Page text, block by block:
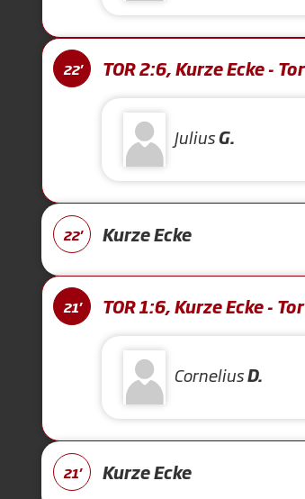
22' TOR 2:6, Kurze Ecke - Tor
JuliusG.
22' Kurze Ecke
21' TOR 1:6, Kurze Ecke - Tor
CorneliusD.
21' Kurze Ecke